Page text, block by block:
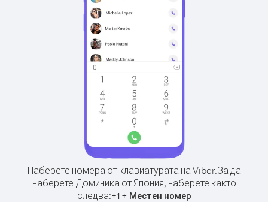
Наберете номера от клавиатурата на Viber.За да
наберете Доминика от Япония, наберете както
следва:+1+ Местен номер